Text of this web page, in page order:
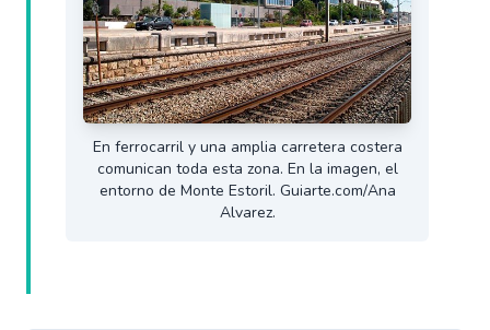
En ferrocarril y una amplia carretera costera
comunican toda esta zona. En la imagen, el
entorno de Monte Estoril. Guiarte.com/Ana
Alvarez.